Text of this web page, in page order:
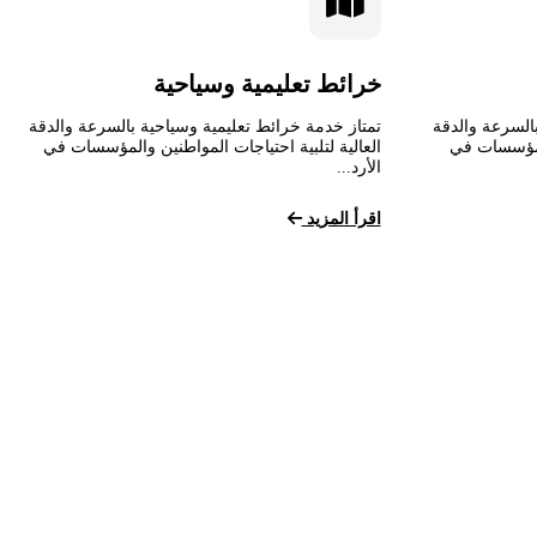
والدقة
في
خرائط تعليمية وسياحية
تمتاز خدمة خرائط تعليمية وسياحية بالسرعة والدقة
العالية لتلبية احتياجات المواطنين والمؤسسات في
الأرد...
اقرأ المزيد